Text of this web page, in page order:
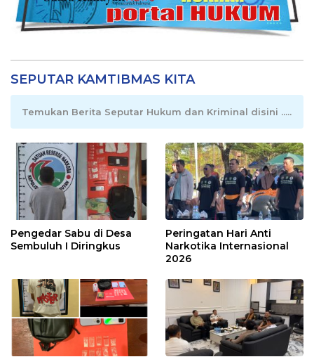
SEPUTAR KAMTIBMAS KITA
Temukan Berita Seputar Hukum dan Kriminal disini .....
Pengedar Sabu di Desa
Sembuluh I Diringkus
Peringatan Hari Anti
Narkotika Internasional
2026